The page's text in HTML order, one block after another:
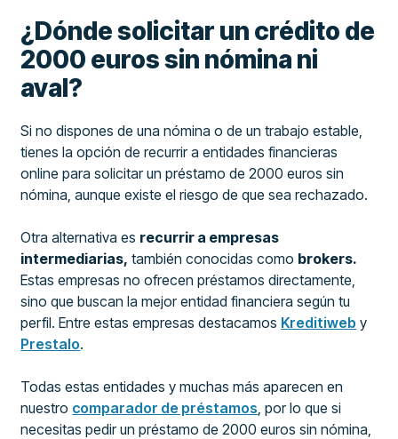
¿Dónde solicitar un crédito de
2000 euros sin nómina ni
aval?
Si no dispones de una nómina o de un trabajo estable,
tienes la opción de recurrir a entidades financieras
online para solicitar un préstamo de 2000 euros sin
nómina, aunque existe el riesgo de que sea rechazado.
Otra alternativa es recurrir a empresas
intermediarias, también conocidas como brokers.
Estas empresas no ofrecen préstamos directamente,
sino que buscan la mejor entidad financiera según tu
perfil. Entre estas empresas destacamos Kreditiweb y
Prestalo.
Todas estas entidades y muchas más aparecen en
nuestro comparador de préstamos, por lo que si
necesitas pedir un préstamo de 2000 euros sin nómina,